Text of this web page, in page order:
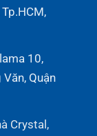
10,
Quận
Crystal,